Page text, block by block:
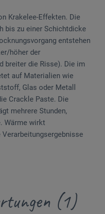
Krakelee-Effekten. Die
bis zu einer Schichtdicke
entstehen
höher der
breiter die Risse). Die im
auf Materialien wie
Glas oder Metall
Crackle Paste. Die
mehrere Stunden,
Wärme wirkt
(1)